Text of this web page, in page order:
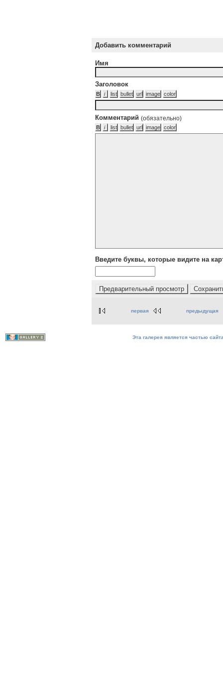
Добавить комментарий
Имя
Заголовок
Комментарий (обязательно)
Введите буквы, которые видите на
первая предыдущая
Эта галерея является частью